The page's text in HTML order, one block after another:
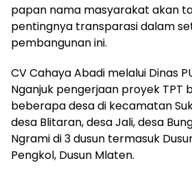
papan nama masyarakat akan
pentingnya transparasi dalam
pembangunan ini.
CV Cahaya Abadi melalui Dinas
Nganjuk pengerjaan proyek TPT
beberapa desa di kecamatan
desa Blitaran, desa Jali, desa
Ngrami di 3 dusun termasuk
Pengkol, Dusun Mlaten.